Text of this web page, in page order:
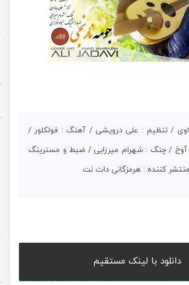
/ تنظیم : علی درویشی / آهنگ : فولکلور /
/ چنگ : شهرام میرزایی / ضبط و مسترینگ
کننده : هرمزگانی دات نت
دانلود با لینک مستقیم